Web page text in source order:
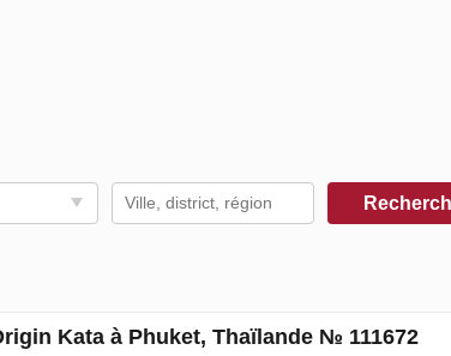
Kata à Phuket, Thaïlande № 111672